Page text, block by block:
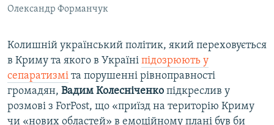
Олександр Форманчук
Колишній український політик, який переховується
в Криму та якого в Україні підозрюють у
сепаратизмі та порушенні рівноправності
громадян, Вадим Колесніченко підкреслив у
розмові з ForPost, що «приїзд на територію Криму
чи «нових областей» в емоційному плані був би